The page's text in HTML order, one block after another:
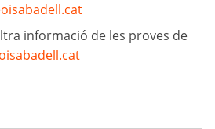
informació de les proves de